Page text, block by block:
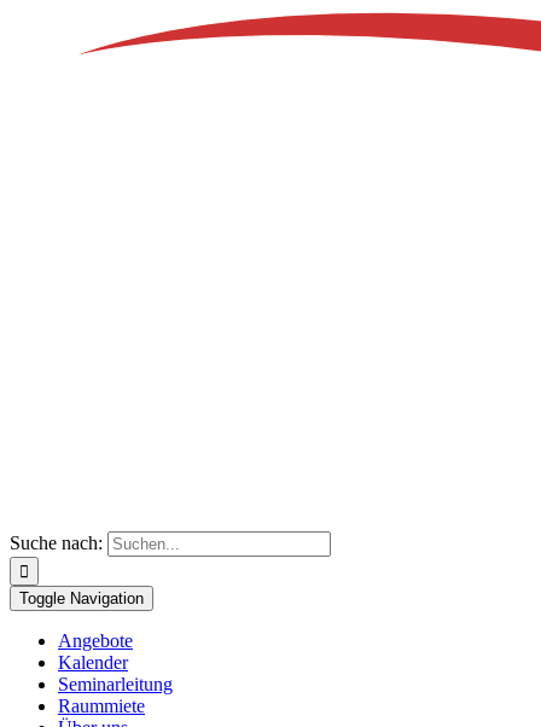
Suche nach:
Toggle Navigation
Angebote
Kalender
Seminarleitung
Raummiete